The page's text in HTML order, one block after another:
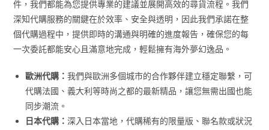
件，我們都能為您提供專業的建議並展開高效的尋貨流程。我們
深知代購服務的關鍵在於效率、安全與透明，因此我們承諾在整
個代購過程中，提供即時的溝通與明確的進度報告，確保您的每
一次委託都能安心且滿意地完成，輕鬆擁有海外夢幻逸品。
歐洲代購：我們與歐洲多個城市的合作夥伴建立穩定聯繫，可
代購法國、義大利等時尚之都的最新精品，讓您無需出國也能
同步潮流。
日本代購：深入日本當地，代購稀有的限量版、聯名款或狀況